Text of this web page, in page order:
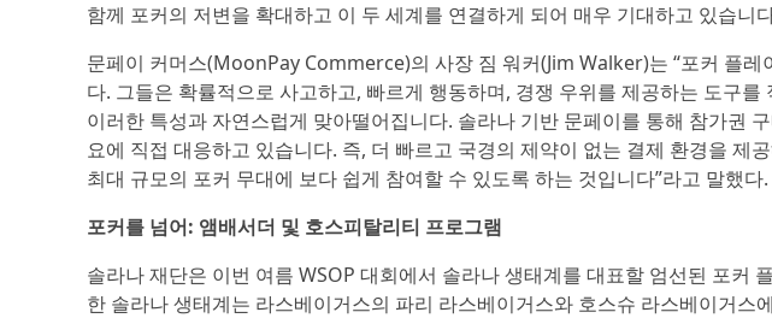
함께 포커의 저변을 확대하고 이 두 세계를 연결하게 되어 매우 기대하고 있습니
문페이 커머스(MoonPay Commerce)의 사장 짐 워커(Jim Walker)는 “포커 플레
다. 그들은 확률적으로 사고하고, 빠르게 행동하며, 경쟁 우위를 제공하는 도구를
이러한 특성과 자연스럽게 맞아떨어집니다. 솔라나 기반 문페이를 통해 참가권
요에 직접 대응하고 있습니다. 즉, 더 빠르고 국경의 제약이 없는 결제 환경을 제
최대 규모의 포커 무대에 보다 쉽게 참여할 수 있도록 하는 것입니다”라고 말했다.
포커를 넘어: 앰배서더 및 호스피탈리티 프로그램
솔라나 재단은 이번 여름 WSOP 대회에서 솔라나 생태계를 대표할 엄선된 포커
한 솔라나 생태계는 라스베이거스의 파리 라스베이거스와 호스슈 라스베이거스